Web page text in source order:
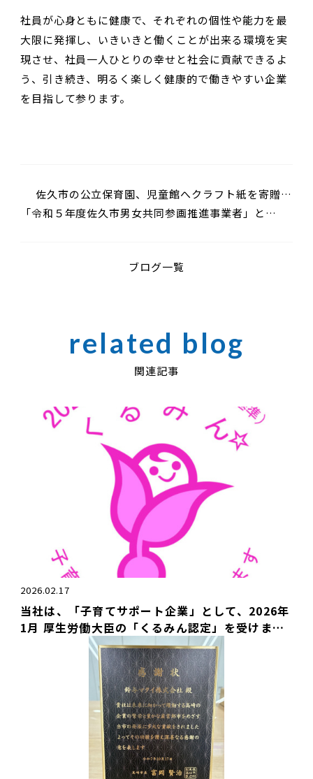
社員が心身ともに健康で、それぞれの個性や能力を最
大限に発揮し、いきいきと働くことが出来る環境を実
現させ、社員一人ひとりの幸せと社会に貢献できるよ
う、引き続き、明るく楽しく健康的で働きやすい企業
を目指して参ります。
佐久市の公立保育園、児童館へクラフト紙を寄贈し
ました
ブログ一覧
「令和５年度佐久市男女共同参画推進事業者」とし
関連記事
2026.02.17
当社は、「子育てサポート企業」として、2026年
1月 厚生労働大臣の「くるみん認定」を受けまし